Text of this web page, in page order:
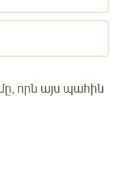
որն այս պահին